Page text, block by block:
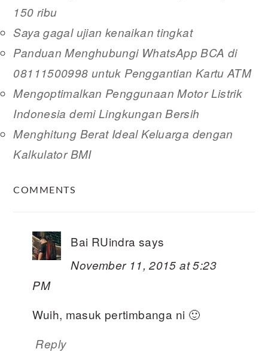
150 ribu
Saya gagal ujian kenaikan tingkat
Panduan Menghubungi WhatsApp BCA di
08111500998 untuk Penggantian Kartu ATM
Mengoptimalkan Penggunaan Motor Listrik
Indonesia demi Lingkungan Bersih
Menghitung Berat Ideal Keluarga dengan
Kalkulator BMI
COMMENTS
Bai RUindra says
November 11, 2015 at 5:23
PM
Wuih, masuk pertimbanga ni 🙂
Reply